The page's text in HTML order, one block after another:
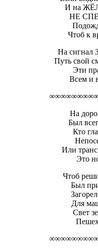
И на
НЕ
Чтоб к
На
Путь свой
Эти
Всем и
На
Был
Кто
Или
Это
Чтоб
Был
Для
Свет